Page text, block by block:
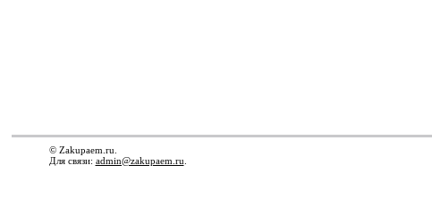
© Zakupaem.ru.
Для связи: admin@zakupaem.ru